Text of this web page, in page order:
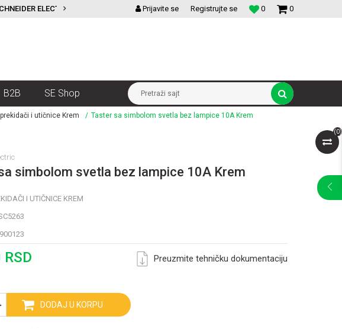
ELECTRIC VELIKI IZBOR MODULARNIH PREKIDACA I UTICNICA 0
0
Prijavite se Registrujte se
B2B SE Shop Pretraži sajt
(0)
i utičnice Krem Taster sa simbolom svetla bez lampice 10A Krem
simbolom svetla bez lampice 10A Krem
I UTIČNICE KREM
Preuzmite tehničku dokumentaciju
RSD
DODAJ U KORPU